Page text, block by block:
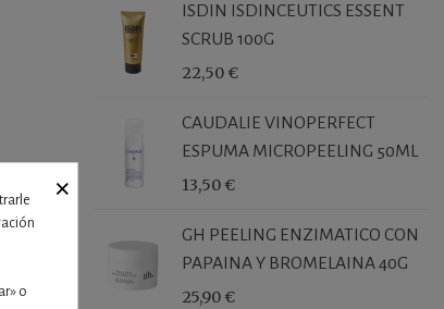
ISDIN ISDINCEUTICS ESSENT
SCRUB 100G
22,50 €
CAUDALIE VINOPERFECT
ESPUMA MICROPEELING 50ML
13,50 €
GH PEELING ENZIMATICO CON
PAPAINA Y BROMELAINA 40G
25,90 €
×
o